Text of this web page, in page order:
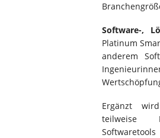
Software-,
Platinum
anderem
Ergänzt
teilweise